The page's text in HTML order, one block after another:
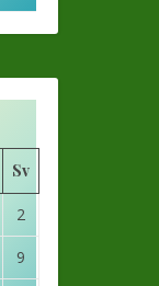
Sv
2
9